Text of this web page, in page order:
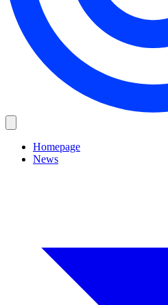
Homepage
News